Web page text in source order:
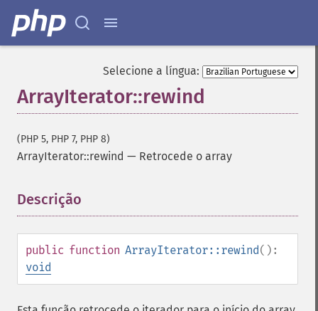
Selecione a língua:
ArrayIterator::rewind
(PHP 5, PHP 7, PHP 8)
ArrayIterator::rewind — Retrocede o array
Descrição
public function ArrayIterator::rewind():
void